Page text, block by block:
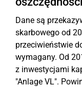
Dane są
skarbowego od
przeciwieństwie
wymagany. Od
z inwestycjami
"Anlage VL".